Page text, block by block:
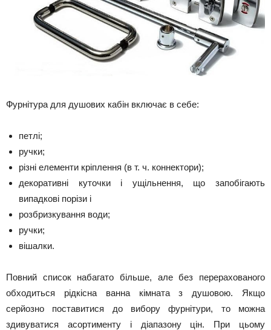
Фурнітура для душових кабін включає в себе:
петлі;
ручки;
різні елементи кріплення (в т. ч. коннектори);
декоративні куточки і ущільнення, що запобігають
випадкові порізи і
розбризкування води;
ручки;
вішалки.
Повний список набагато більше, але без перерахованого
обходиться рідкісна ванна кімната з душовою. Якщо
серйозно поставитися до вибору фурнітури, то можна
здивуватися асортименту і діапазону цін. При цьому